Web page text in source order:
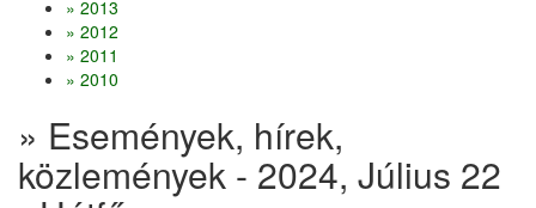
» 2013
» 2012
» 2011
» 2010
» Események, hírek,
közlemények - 2024, Július 22